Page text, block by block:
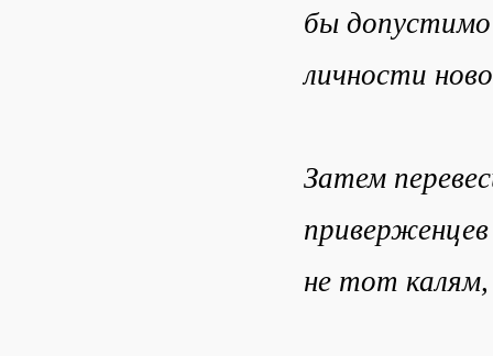
бы допустимо
личности
Затем
не тот